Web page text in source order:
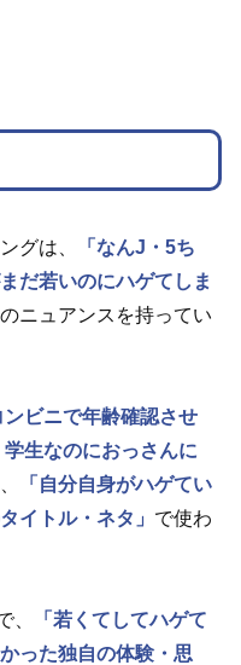
グは、
「なんJ・5ち
だ若いのにハゲてしま
ニュアンスを持ってい
ンビニで年齢確認させ
学生なのにおっさんに
「自分自身がハゲてい
イトル・ネタ」 で使わ
、
「若くてしてハゲて
った独自の体験・思